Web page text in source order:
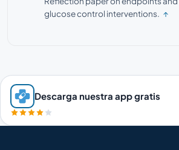
glucose control interventions. ↑
Descarga nuestra app gratis